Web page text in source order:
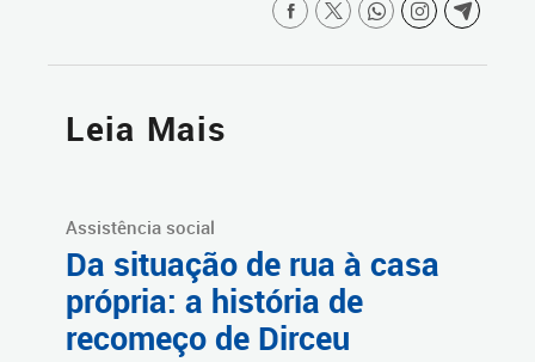
Leia Mais
Assistência social
Da situação de rua à casa
própria: a história de
recomeço de Dirceu